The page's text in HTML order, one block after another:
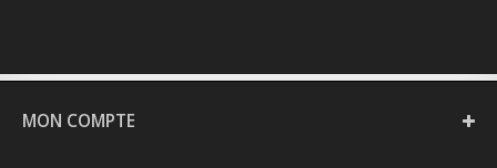
MON COMPTE